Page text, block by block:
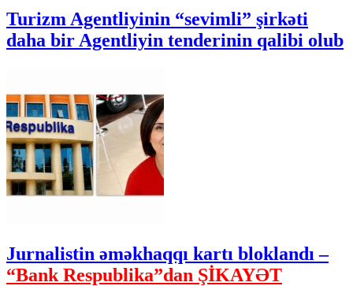
Turizm Agentliyinin “sevimli” şirkəti
daha bir Agentliyin tenderinin qalibi olub
Jurnalistin əməkhaqqı kartı bloklandı –
“Bank Respublika”dan ŞİKAYƏT